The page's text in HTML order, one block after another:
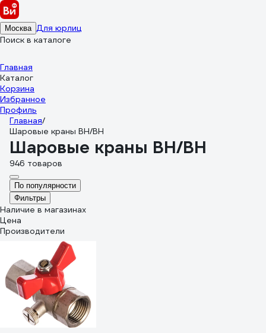
Москва Для юрлиц
Поиск в каталоге
Главная
Каталог
Корзина
Избранное
Профиль
Главная/
Шаровые краны ВН/ВН
Шаровые краны ВН/ВН
946 товаров
По популярности
Фильтры
Наличие в магазинах
Цена
Производители